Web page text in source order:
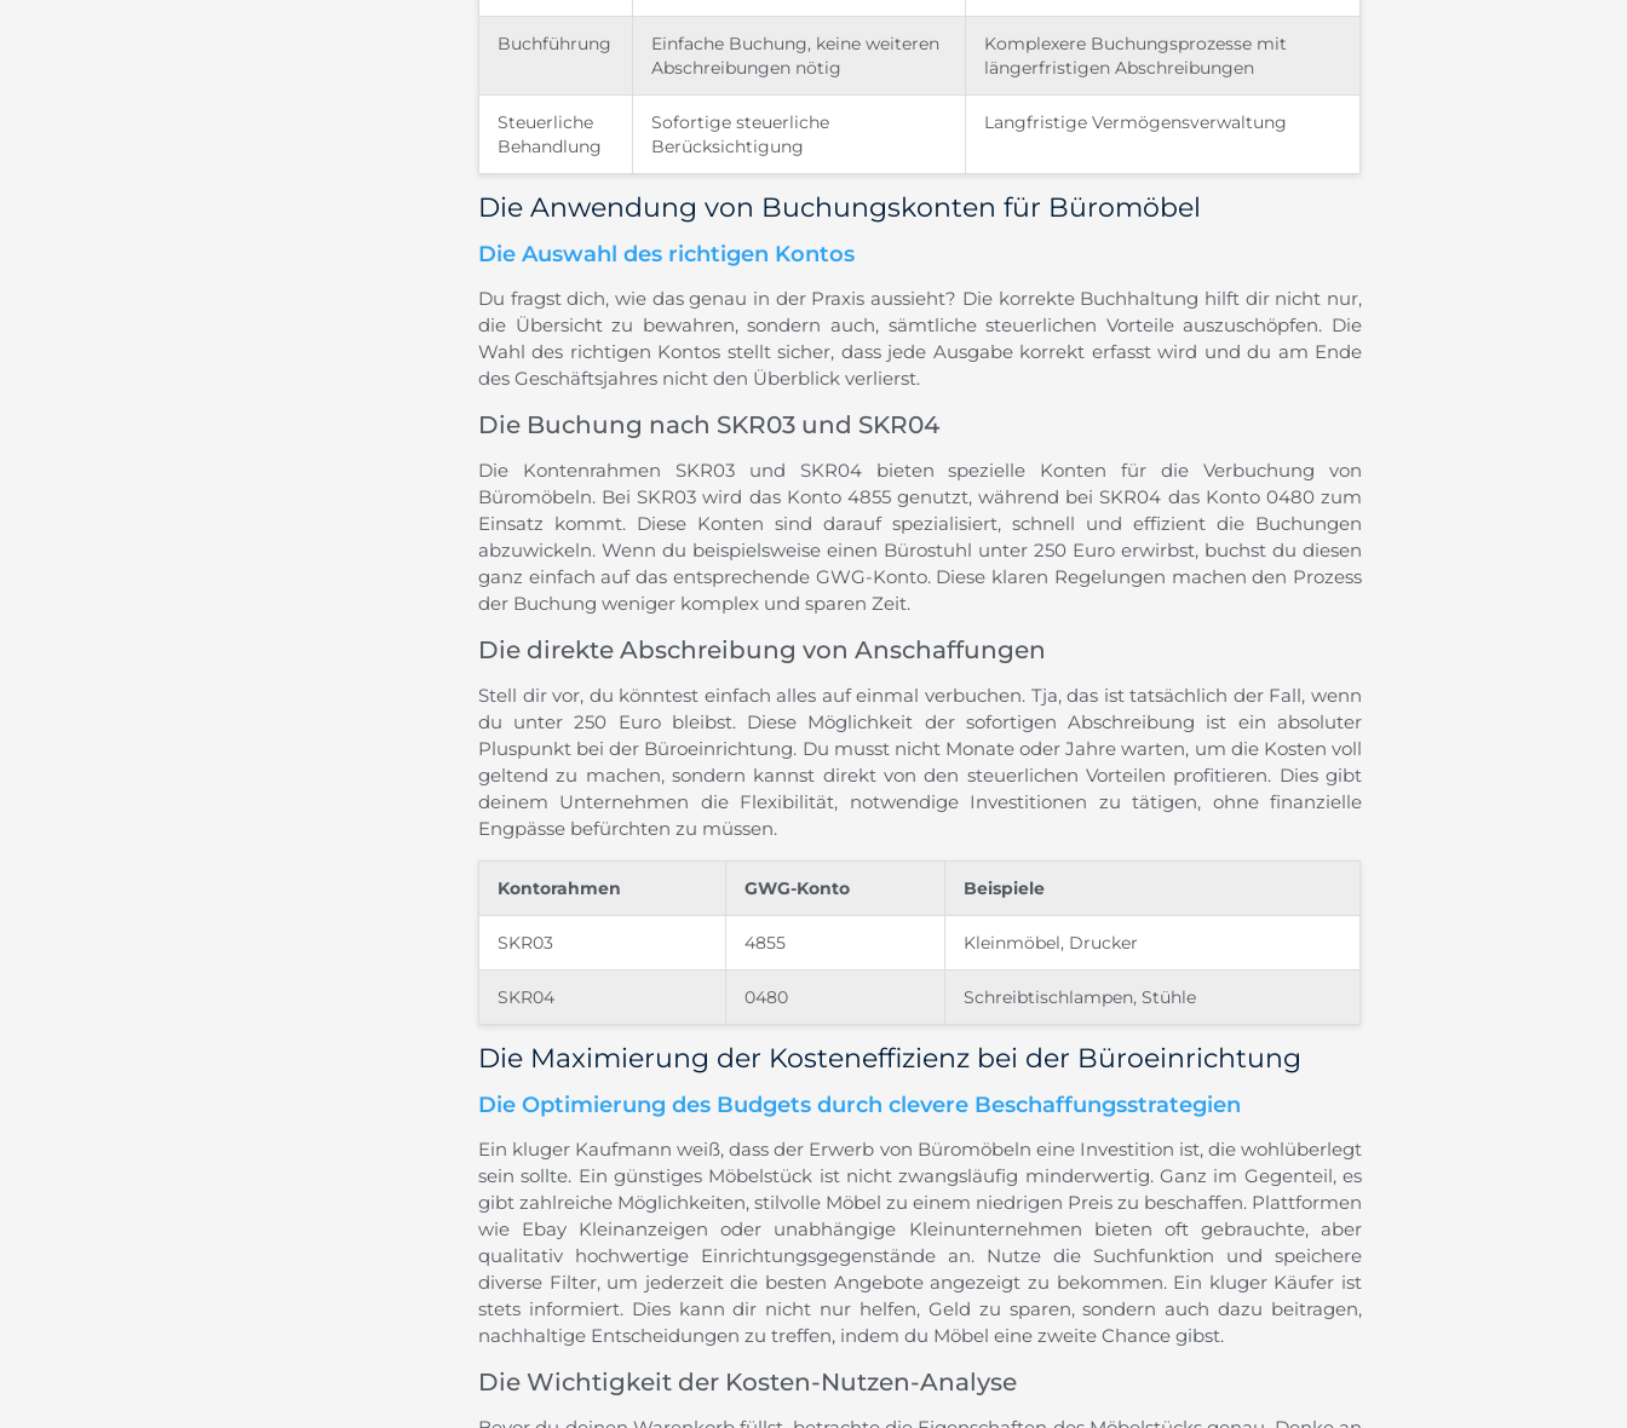
Buchführung
Einfache Buchung, keine weiteren
Abschreibungen nötig
Komplexere Buchungsprozesse mit
längerfristigen Abschreibungen
Steuerliche
Behandlung
Sofortige steuerliche
Berücksichtigung
Langfristige Vermögensverwaltung
Die Anwendung von Buchungskonten für Büromöbel
Die Auswahl des richtigen Kontos
Du fragst dich, wie das genau in der Praxis aussieht? Die korrekte Buchhaltung hilft dir nicht nur,
die Übersicht zu bewahren, sondern auch, sämtliche steuerlichen Vorteile auszuschöpfen. Die
Wahl des richtigen Kontos stellt sicher, dass jede Ausgabe korrekt erfasst wird und du am Ende
des Geschäftsjahres nicht den Überblick verlierst.
Die Buchung nach SKR03 und SKR04
Die Kontenrahmen SKR03 und SKR04 bieten spezielle Konten für die Verbuchung von
Büromöbeln. Bei SKR03 wird das Konto 4855 genutzt, während bei SKR04 das Konto 0480 zum
Einsatz kommt. Diese Konten sind darauf spezialisiert, schnell und effizient die Buchungen
abzuwickeln. Wenn du beispielsweise einen Bürostuhl unter 250 Euro erwirbst, buchst du diesen
ganz einfach auf das entsprechende GWG-Konto. Diese klaren Regelungen machen den Prozess
der Buchung weniger komplex und sparen Zeit.
Die direkte Abschreibung von Anschaffungen
Stell dir vor, du könntest einfach alles auf einmal verbuchen. Tja, das ist tatsächlich der Fall, wenn
du unter 250 Euro bleibst. Diese Möglichkeit der sofortigen Abschreibung ist ein absoluter
Pluspunkt bei der Büroeinrichtung. Du musst nicht Monate oder Jahre warten, um die Kosten voll
geltend zu machen, sondern kannst direkt von den steuerlichen Vorteilen profitieren. Dies gibt
deinem Unternehmen die Flexibilität, notwendige Investitionen zu tätigen, ohne finanzielle
Engpässe befürchten zu müssen.
Kontorahmen GWG-Konto Beispiele
SKR03 4855 Kleinmöbel, Drucker
SKR04 0480 Schreibtischlampen, Stühle
Die Maximierung der Kosteneffizienz bei der Büroeinrichtung
Die Optimierung des Budgets durch clevere Beschaffungsstrategien
Ein kluger Kaufmann weiß, dass der Erwerb von Büromöbeln eine Investition ist, die wohlüberlegt
sein sollte. Ein günstiges Möbelstück ist nicht zwangsläufig minderwertig. Ganz im Gegenteil, es
gibt zahlreiche Möglichkeiten, stilvolle Möbel zu einem niedrigen Preis zu beschaffen. Plattformen
wie Ebay Kleinanzeigen oder unabhängige Kleinunternehmen bieten oft gebrauchte, aber
qualitativ hochwertige Einrichtungsgegenstände an. Nutze die Suchfunktion und speichere
diverse Filter, um jederzeit die besten Angebote angezeigt zu bekommen. Ein kluger Käufer ist
stets informiert. Dies kann dir nicht nur helfen, Geld zu sparen, sondern auch dazu beitragen,
nachhaltige Entscheidungen zu treffen, indem du Möbel eine zweite Chance gibst.
Die Wichtigkeit der Kosten-Nutzen-Analyse